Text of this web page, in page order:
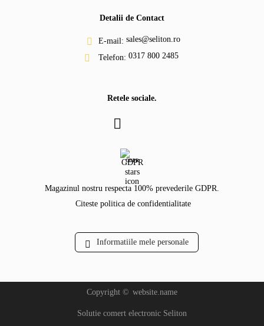
Detalii de Contact
E-mail: sales@seliton.ro
Telefon: 0317 800 2485
Retele sociale.
GDPR
Magazinul nostru respecta 100% prevederile GDPR.
Citeste politica de confidentialitate
Informatiile mele personale
Copyright © website.name
Solutie comert electronic Seliton